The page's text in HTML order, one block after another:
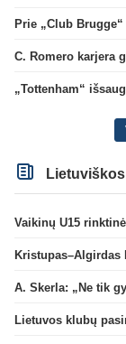
C. Romero karjera
„Tottenham“
A. Skerla: „Ne tik